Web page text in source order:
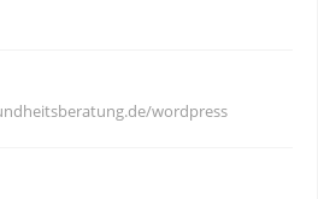
wordpress